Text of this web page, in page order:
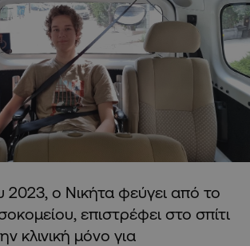
2023, ο Νικήτα φεύγει από το
επιστρέφει στο σπίτι
κλινική μόνο για